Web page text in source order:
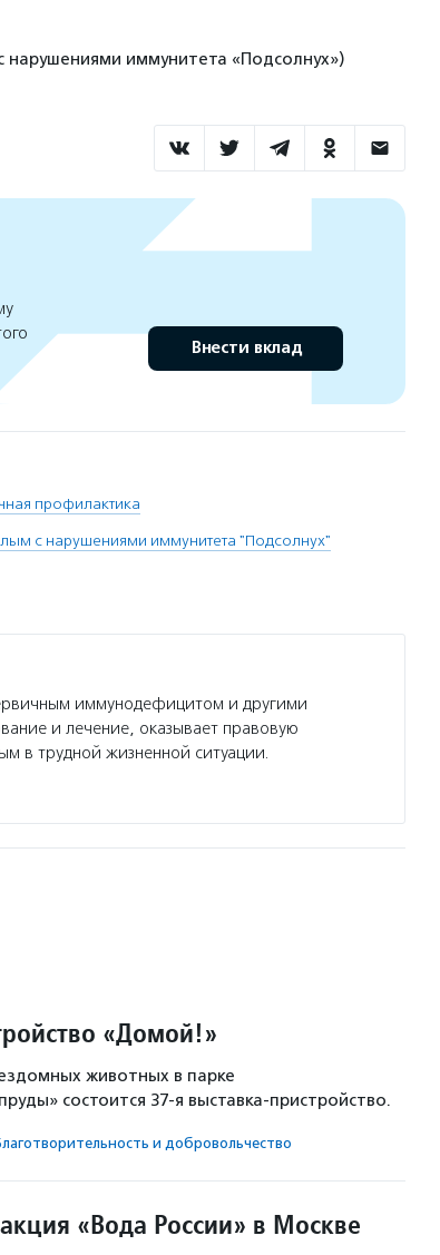
иммунитета «Подсолнух»)
Внести вклад
профилактика
с нарушениями иммунитета "Подсолнух"
иммунодефицитом и другими
и лечение, оказывает правовую
в трудной жизненной ситуации.
«Домой!»
животных в парке
состоится 37-я выставка-пристройство.
и доброволь­чест­во
«Вода России» в Москве